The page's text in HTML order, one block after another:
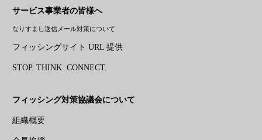
サービス事業者の皆様へ
なりすまし送信メール対策について
フィッシングサイト URL 提供
STOP. THINK. CONNECT.
フィッシング対策協議会について
組織概要